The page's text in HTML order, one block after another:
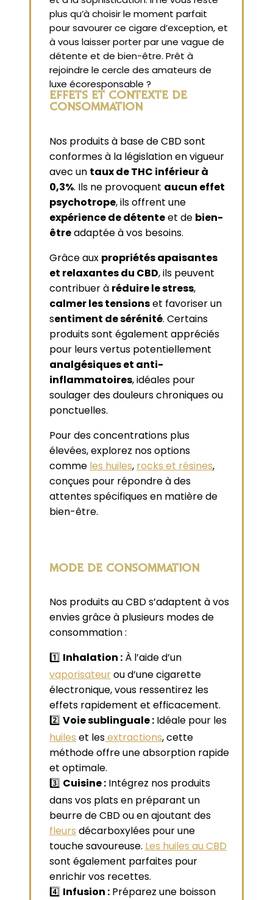
plus qu’à choisir le moment parfait
pour savourer ce cigare d’exception, et
à vous laisser porter par une vague de
détente et de bien-être. Prêt à
rejoindre le cercle des amateurs de
luxe écoresponsable ?
EFFETS ET CONTEXTE DE
CONSOMMATION
Nos produits à base de CBD sont
conformes à la législation en vigueur
avec un taux de THC inférieur à
0,3%. Ils ne provoquent aucun effet
psychotrope, ils offrent une
expérience de détenteet de bien-
êtreadaptée à vos besoins.
Grâce aux propriétés apaisantes
et relaxantes du CBD, ils peuvent
contribuer à réduire le stress,
calmer les tensionset favoriser un
sentiment de sérénité. Certains
produits sont également appréciés
pour leurs vertus potentiellement
analgésiques et anti-
inflammatoires, idéales pour
soulager des douleurs chroniques ou
ponctuelles.
Pour des concentrations plus
élevées, explorez nos options
comme les huiles, rocks et résines,
conçues pour répondre à des
attentes spécifiques en matière de
bien-être.
MODE DE CONSOMMATION
Nos produits au CBD s’adaptent à vos
envies grâce à plusieurs modes de
consommation :
1️⃣ Inhalation : À l’aide d’un
vaporisateurou d’une cigarette
électronique, vous ressentirez les
effets rapidement et efficacement.
2️⃣ Voie sublinguale : Idéale pour les
huiles et lesextractions, cette
méthode offre une absorption rapide
et optimale.
3️⃣ Cuisine : Intégrez nos produits
dans vos plats en préparant un
beurre de CBD ou en ajoutant des
fleurs décarboxylées pour une
touche savoureuse. Les huiles au CBD
sont également parfaites pour
enrichir vos recettes.
4️⃣ Infusion : Préparez une boisson